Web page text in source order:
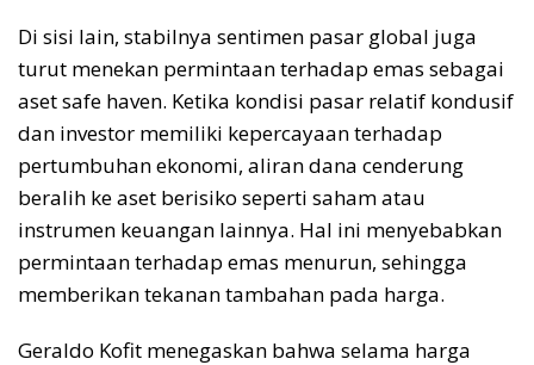
Di sisi lain, stabilnya sentimen pasar global juga
turut menekan permintaan terhadap emas sebagai
aset safe haven. Ketika kondisi pasar relatif kondusif
dan investor memiliki kepercayaan terhadap
pertumbuhan ekonomi, aliran dana cenderung
beralih ke aset berisiko seperti saham atau
instrumen keuangan lainnya. Hal ini menyebabkan
permintaan terhadap emas menurun, sehingga
memberikan tekanan tambahan pada harga.
Geraldo Kofit menegaskan bahwa selama harga